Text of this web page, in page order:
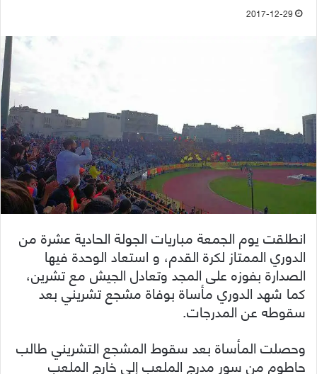
2017-12-29
انطلقت يوم الجمعة مباريات الجولة الحادية عشرة من
الدوري الممتاز لكرة القدم، و استعاد الوحدة فيها
الصدارة بفوزه على المجد وتعادل الجيش مع تشرين،
كما شهد الدوري مأساة بوفاة مشجع تشريني بعد
سقوطه عن المدرجات.
وحصلت المأساة بعد سقوط المشجع التشريني طالب
حاطوم من سور مدرج الملعب إلى خارج الملعب